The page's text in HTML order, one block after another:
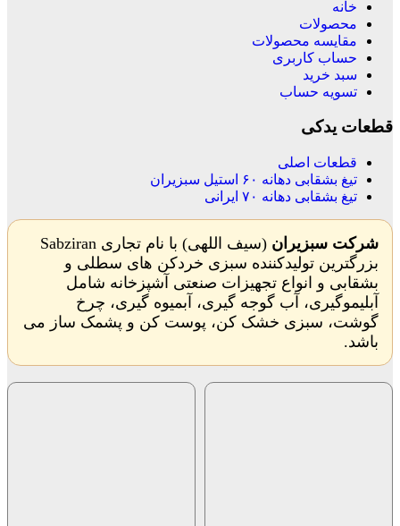
خانه
محصولات
مقایسه محصولات
حساب کاربری
سبد خرید
تسویه حساب
قطعات یدکی
قطعات اصلی
تیغ بشقابی دهانه ۶۰ استیل سبزیران
تیغ بشقابی دهانه ۷۰ ایرانی
شرکت سبزیران
(سیف اللهی) با نام تجاری Sabziran
بزرگترین تولیدکننده سبزی خردکن های سطلی و
بشقابی و انواع تجهیزات صنعتی آشپزخانه شامل
آبلیموگیری، آب گوجه گیری، آبمیوه گیری، چرخ
گوشت، سبزی خشک کن، پوست کن و پشمک ساز می
باشد.